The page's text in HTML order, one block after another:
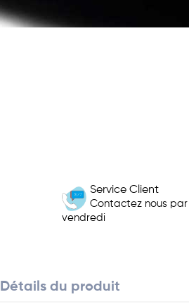
Service Client
Contactez nous
vendredi
Détails du produit